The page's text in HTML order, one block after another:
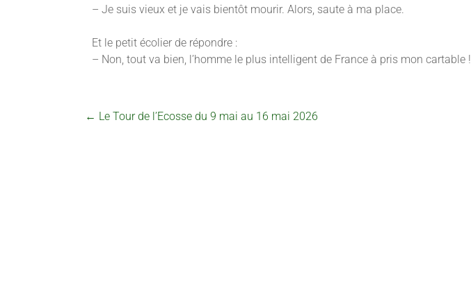
– Je suis vieux et je vais bientôt mourir. Alors, saute à ma place.
Et le petit écolier de répondre :
– Non, tout va bien, l’homme le plus intelligent de France à pris mon cartable !
← Le Tour de l’Ecosse du 9 mai au 16 mai 2026